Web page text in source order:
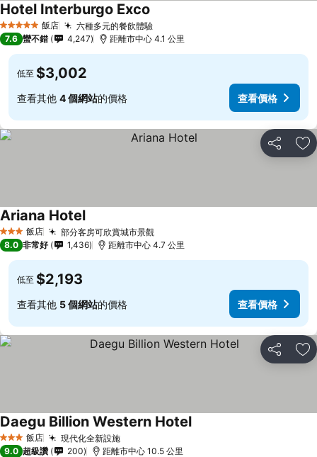
5 星級 飯店 六種多元的餐飲體驗
Hotel Interburgo Exco
7.6 蠻不錯 4,247 距離市中心 4.1 公里
低至 $3,002
查看其他 4 個網站的價格 查看價格
分享 加
3 星級 飯店 部分客房可欣賞城市景觀
Ariana Hotel
8.0 非常好 1,436 距離市中心 4.7 公里
低至 $2,193
查看其他 5 個網站的價格 查看價格
分享 加
3 星級 飯店 現代化全新設施
Daegu Billion Western Hotel
9.0 超級讚 200 距離市中心 10.5 公里